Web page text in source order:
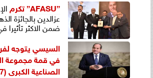
”AFASU” تكرم
عزالدين بالجائزة
ضمن الاكثر تأثيرا
السيسي يتوجه
في قمة مجموعة
الصناعية الكبرى (G7)